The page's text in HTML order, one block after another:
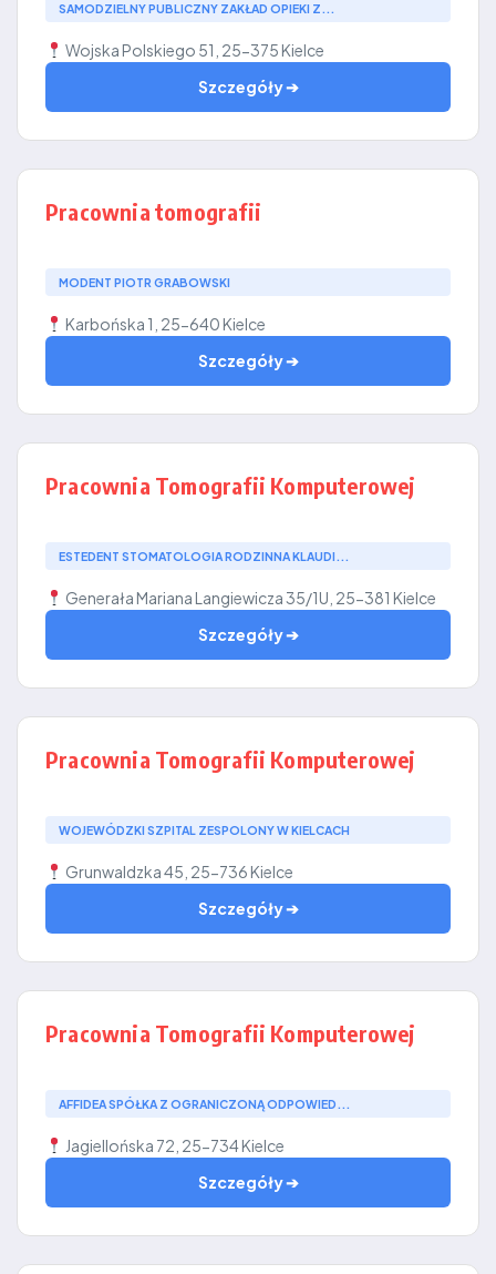
SAMODZIELNY PUBLICZNY ZAKŁAD OPIEKI Z...
Wojska Polskiego 51, 25-375 Kielce
Szczegóły ➔
Pracownia tomografii
MODENT PIOTR GRABOWSKI
Karbońska 1, 25-640 Kielce
Szczegóły ➔
Pracownia Tomografii Komputerowej
ESTEDENT STOMATOLOGIA RODZINNA KLAUDI...
Generała Mariana Langiewicza 35/1U, 25-381 Kielce
Szczegóły ➔
Pracownia Tomografii Komputerowej
WOJEWÓDZKI SZPITAL ZESPOLONY W KIELCACH
Grunwaldzka 45, 25-736 Kielce
Szczegóły ➔
Pracownia Tomografii Komputerowej
AFFIDEA SPÓŁKA Z OGRANICZONĄ ODPOWIED...
Jagiellońska 72, 25-734 Kielce
Szczegóły ➔